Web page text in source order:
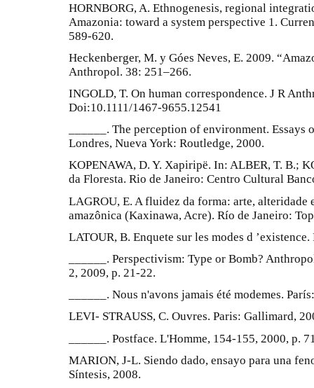
HORNBORG, A. Ethnogenesis, regional
Amazonia: toward a system perspective 1.
589-620.
Heckenberger, M. y Góes Neves, E. 2009.
Anthropol. 38: 251–266.
INGOLD, T. On human correspondence. J R
Doi:10.1111/1467-9655.12541
______. The perception of environment.
Londres, Nueva York: Routledge, 2000.
KOPENAWA, D. Y. Xapiripë. In: ALBER, T. B.;
da Floresta. Rio de Janeiro: Centro Cultural
LAGROU, E. A fluidez da forma: arte, alteridade
amazônica (Kaxinawa, Acre). Río de Janeiro:
LATOUR, B. Enquete sur les modes d
______. Perspectivism: Type or Bomb?
2, 2009, p. 21-22.
______. Nous n'avons jamais été modemes.
LEVI- STRAUSS, C. Ouvres. Paris: Gallimard,
______. Postface. L'Homme, 154-155, 2000, p.
MARION, J-L. Siendo dado, ensayo para una
Síntesis, 2008.